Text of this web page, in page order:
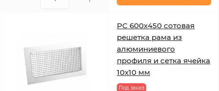
РС 600х450 сотовая
решетка рама из
алюминиевого
профиля и сетка ячейка
10x10 мм
Под заказ